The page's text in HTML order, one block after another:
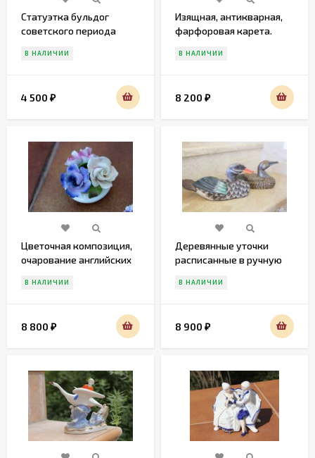
Статуэтка бульдог
советского периода
В НАЛИЧИИ
4 500 ₽
Изящная, антикварная,
фарфоровая карета.
В НАЛИЧИИ
8 200 ₽
Цветочная композиция,
очарование английских
В НАЛИЧИИ
8 800 ₽
Деревянные уточки
расписанные в ручную
В НАЛИЧИИ
8 900 ₽